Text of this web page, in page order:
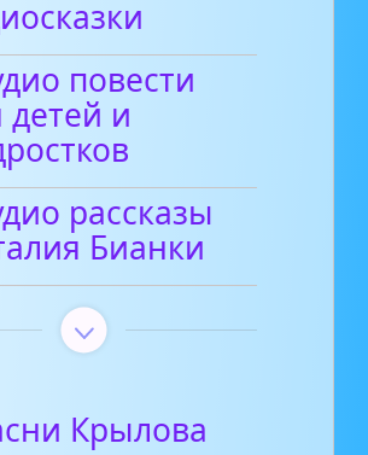
повести
детей и
рассказы
Бианки
Крылова